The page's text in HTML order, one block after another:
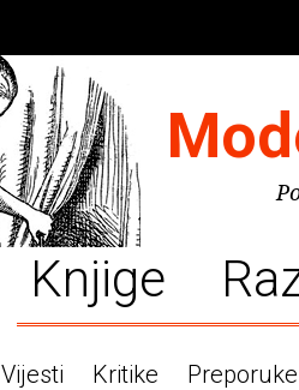
Knjige
Vijesti Kritike Preporuke